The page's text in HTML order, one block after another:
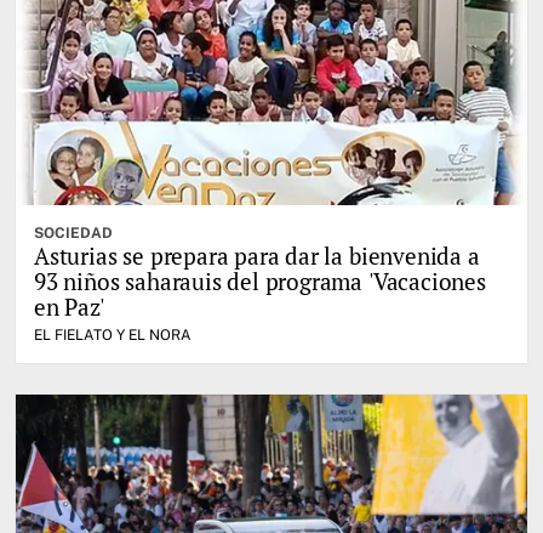
SOCIEDAD
Asturias se prepara para dar la bienvenida a
93 niños saharauis del programa 'Vacaciones
en Paz'
EL FIELATO Y EL NORA